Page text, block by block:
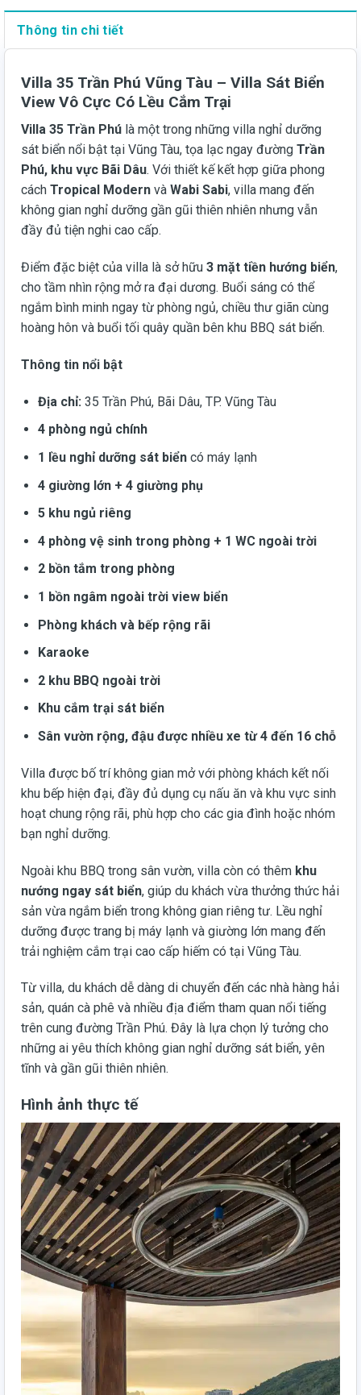
Thông tin chi tiết
Villa 35 Trần Phú Vũng Tàu – Villa Sát Biển
View Vô Cực Có Lều Cắm Trại
Villa 35 Trần Phú là một trong những villa nghỉ dưỡng
sát biển nổi bật tại Vũng Tàu, tọa lạc ngay đường Trần
Phú, khu vực Bãi Dâu. Với thiết kế kết hợp giữa phong
cách Tropical Modern và Wabi Sabi, villa mang đến
không gian nghỉ dưỡng gần gũi thiên nhiên nhưng vẫn
đầy đủ tiện nghi cao cấp.
Điểm đặc biệt của villa là sở hữu 3 mặt tiền hướng biển,
cho tầm nhìn rộng mở ra đại dương. Buổi sáng có thể
ngắm bình minh ngay từ phòng ngủ, chiều thư giãn cùng
hoàng hôn và buổi tối quây quần bên khu BBQ sát biển.
Thông tin nổi bật
Địa chỉ: 35 Trần Phú, Bãi Dâu, TP. Vũng Tàu
4 phòng ngủ chính
1 lều nghỉ dưỡng sát biểncó máy lạnh
4 giường lớn + 4 giường phụ
5 khu ngủ riêng
4 phòng vệ sinh trong phòng + 1 WC ngoài trời
2 bồn tắm trong phòng
1 bồn ngâm ngoài trời view biển
Phòng khách và bếp rộng rãi
Karaoke
2 khu BBQ ngoài trời
Khu cắm trại sát biển
Sân vườn rộng, đậu được nhiều xe từ 4 đến 16 chỗ
Villa được bố trí không gian mở với phòng khách kết nối
khu bếp hiện đại, đầy đủ dụng cụ nấu ăn và khu vực sinh
hoạt chung rộng rãi, phù hợp cho các gia đình hoặc nhóm
bạn nghỉ dưỡng.
Ngoài khu BBQ trong sân vườn, villa còn có thêm khu
nướng ngay sát biển, giúp du khách vừa thưởng thức hải
sản vừa ngắm biển trong không gian riêng tư. Lều nghỉ
dưỡng được trang bị máy lạnh và giường lớn mang đến
trải nghiệm cắm trại cao cấp hiếm có tại Vũng Tàu.
Từ villa, du khách dễ dàng di chuyển đến các nhà hàng hải
sản, quán cà phê và nhiều địa điểm tham quan nổi tiếng
trên cung đường Trần Phú. Đây là lựa chọn lý tưởng cho
những ai yêu thích không gian nghỉ dưỡng sát biển, yên
tĩnh và gần gũi thiên nhiên.
Hình ảnh thực tế